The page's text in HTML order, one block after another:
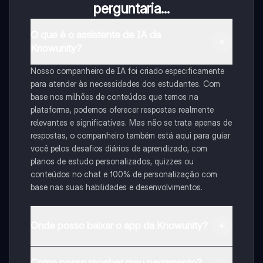
perguntaria...
Nosso companheiro de IA foi criado especificamente
para atender às necessidades dos estudantes. Com
base nos milhões de conteúdos que temos na
plataforma, podemos oferecer respostas realmente
relevantes e significativas. Mas não se trata apenas de
respostas, o companheiro também está aqui para guiar
você pelos desafios diários de aprendizado, com
planos de estudo personalizados, quizzes ou
conteúdos no chat e 100% de personalização com
base nas suas habilidades e desenvolvimentos.